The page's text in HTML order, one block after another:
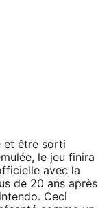
et être sorti
le jeu finira
avec la
de 20 ans après
Ceci